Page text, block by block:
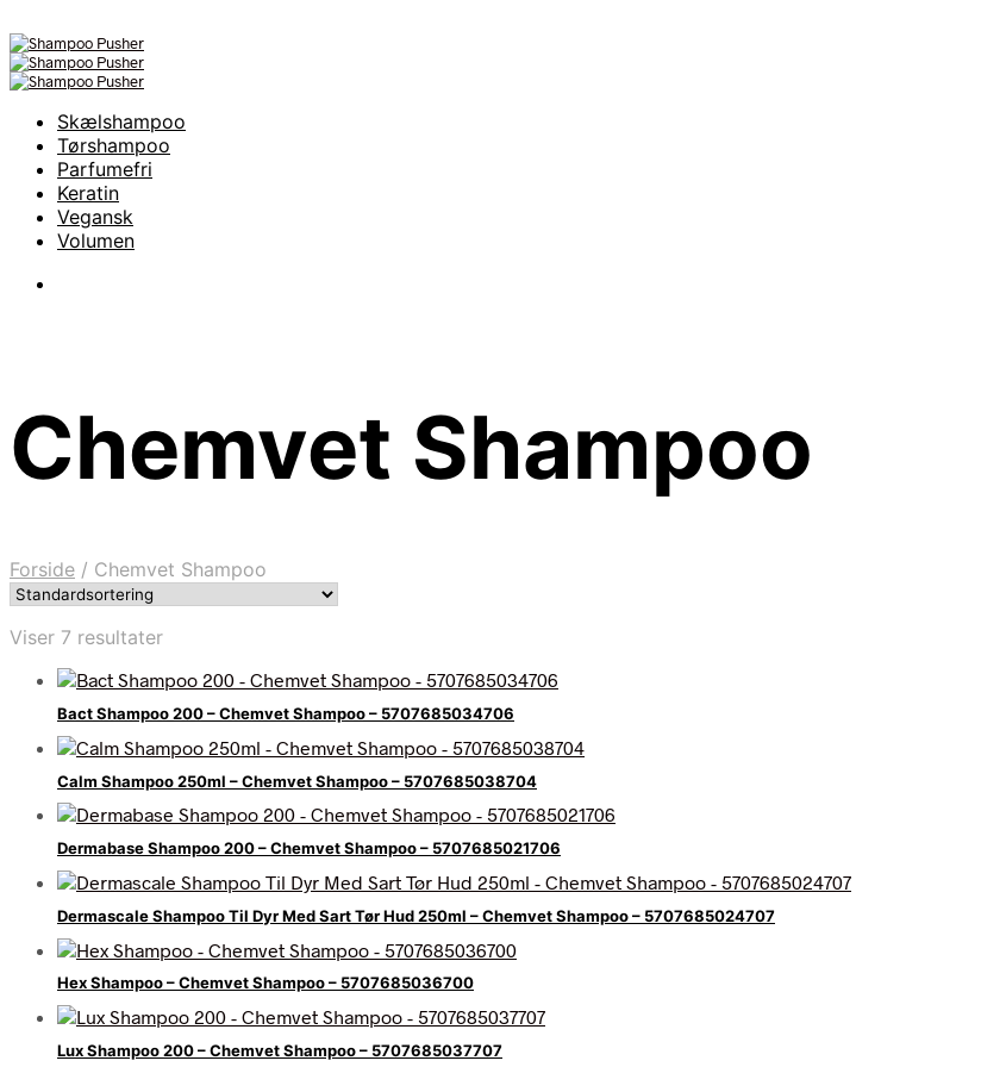
Skælshampoo
Tørshampoo
Parfumefri
Keratin
Vegansk
Volumen
Chemvet Shampoo
Forside / Chemvet Shampoo
Viser 7 resultater
Bact Shampoo 200 – Chemvet Shampoo – 5707685034706
Calm Shampoo 250ml – Chemvet Shampoo – 5707685038704
Dermabase Shampoo 200 – Chemvet Shampoo – 5707685021706
Dermascale Shampoo Til Dyr Med Sart Tør Hud 250ml – Chemvet Shampoo – 5707685024707
Hex Shampoo – Chemvet Shampoo – 5707685036700
Lux Shampoo 200 – Chemvet Shampoo – 5707685037707